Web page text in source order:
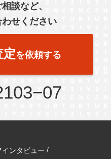
談など、
せください
定を依頼する
インタビュー